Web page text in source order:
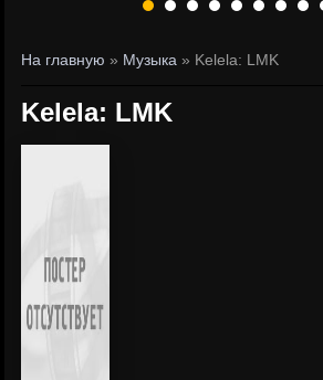
На главную » Музыка » Kelela: LMK
Kelela: LMK